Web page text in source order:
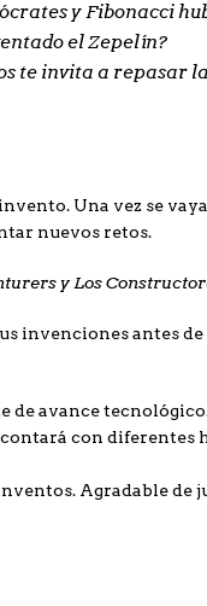
y Fibonacci
el Zepelín?
te invita a repasar
Una vez se
nuevos retos.
y Los
invenciones antes de
avance
con diferentes
Agradable de